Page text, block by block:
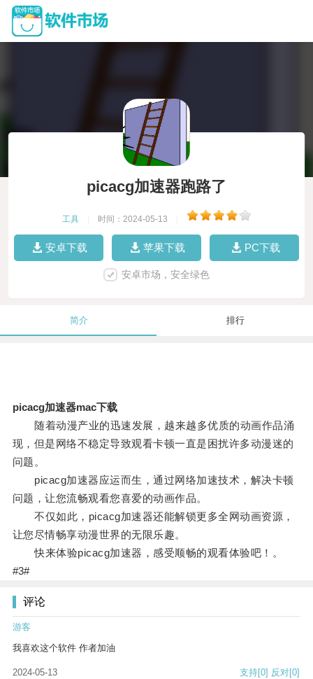
picacg加速器跑路了
工具 时间：2024-05-13
安卓下载 苹果下载 PC下载
安卓市场，安全绿色
简介 排行
picacg加速器mac下载
随着动漫产业的迅速发展，越来越多优质的动画作品涌
现，但是网络不稳定导致观看卡顿一直是困扰许多动漫迷的
问题。
picacg加速器应运而生，通过网络加速技术，解决卡顿
问题，让您流畅观看您喜爱的动画作品。
不仅如此，picacg加速器还能解锁更多全网动画资源，
让您尽情畅享动漫世界的无限乐趣。
快来体验picacg加速器，感受顺畅的观看体验吧！。
#3#
评论
游客
我喜欢这个软件 作者加油
2024-05-13 支持[0] 反对[0]